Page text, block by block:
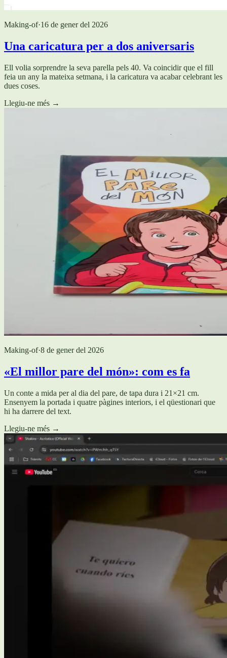
Making-of·16 de gener del 2026
Una caricatura per a dos aniversaris
Ell volia sorprendre la seva parella pels 40. Va coincidir que el fill
feia un any la mateixa setmana, i la caricatura va acabar celebrant les
dues coses.
Llegiu-ne més →
Making-of·8 de gener del 2026
«El millor pare del món»: com es fa
Un conte a mida per al dia del pare, de tapa dura i 21×21 cm.
Ensenyem la portada i quatre pàgines interiors, i el qüestionari que
hi ha darrere del text.
Llegiu-ne més →